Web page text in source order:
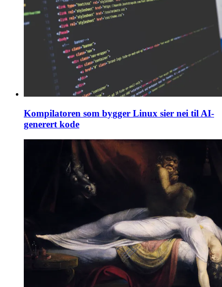
Kompilatoren som bygger Linux sier nei til AI-
generert kode